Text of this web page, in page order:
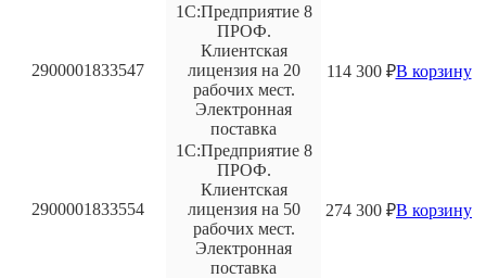
2900001833547
1С:Предприятие 8
ПРОФ.
Клиентская
лицензия на 20
рабочих мест.
Электронная
поставка
114 300 ₽В корзину
2900001833554
1С:Предприятие 8
ПРОФ.
Клиентская
лицензия на 50
рабочих мест.
Электронная
поставка
274 300 ₽В корзину